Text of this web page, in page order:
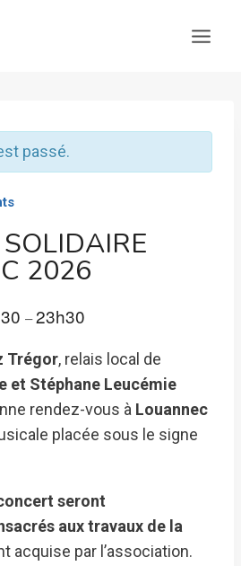
passé.
2026
–23h30
Trégor, relais local de
et Stéphane Leucémie
rendez-vous à Louannec
placée sous le signe
seront
aux travaux de la
acquise par l’association.